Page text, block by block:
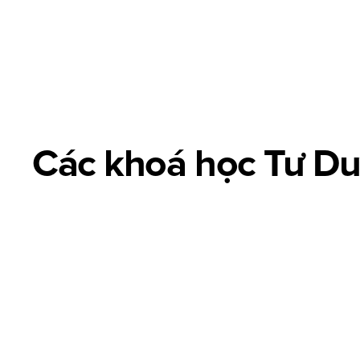
Các khoá học Tư
Advertising Design là thiết kế hình ảnh sáng tạo giúp truyền